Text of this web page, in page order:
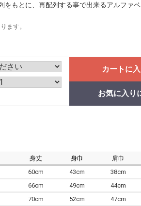
もとに、再配列する事で出来るアルファベ
ます。
カートに
お気に入り
身丈 身巾 肩巾
60cm 43cm 38cm
66cm 49cm 44cm
70cm 52cm 47cm